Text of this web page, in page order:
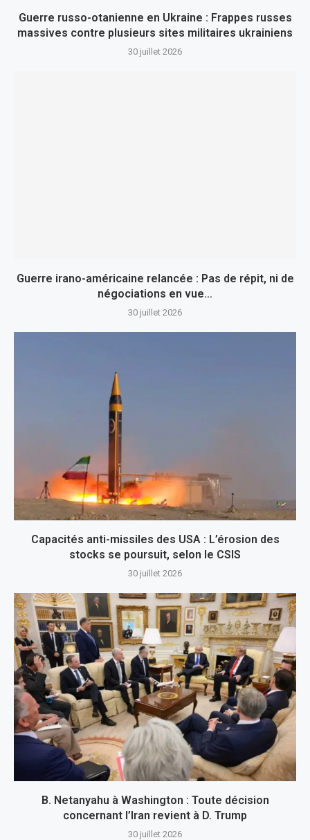
Guerre russo-otanienne en Ukraine : Frappes russes
massives contre plusieurs sites militaires ukrainiens
30 juillet 2026
Guerre irano-américaine relancée : Pas de répit, ni de
négociations en vue…
30 juillet 2026
Capacités anti-missiles des USA : L’érosion des
stocks se poursuit, selon le CSIS
30 juillet 2026
B. Netanyahu à Washington : Toute décision
concernant l’Iran revient à D. Trump
30 juillet 2026